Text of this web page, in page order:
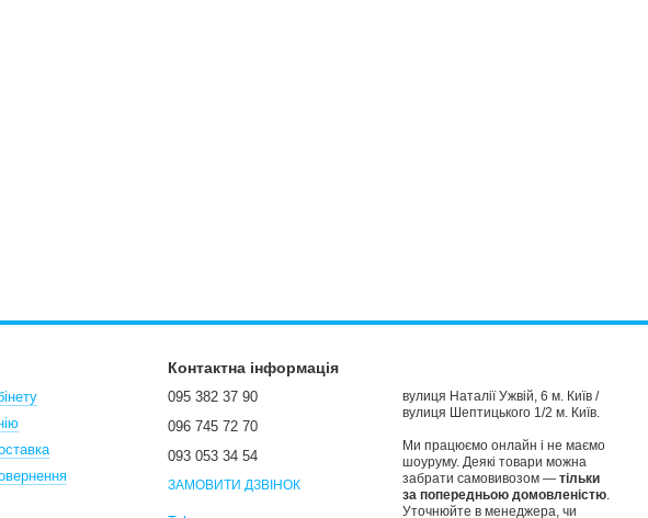
Контактна інформація
095 382 37 90
096 745 72 70
093 053 34 54
ЗАМОВИТИ ДЗВІНОК
вулиця Наталії Ужвій, 6 м. Київ /
вулиця Шептицького 1/2 м. Київ.
Ми працюємо онлайн і не маємо
шоуруму. Деякі товари можна
забрати самовивозом — тільки
за попередньою домовленістю.
Уточнюйте в менеджера, чи